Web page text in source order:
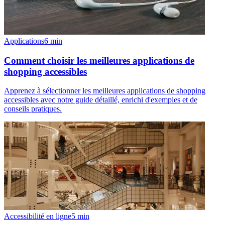
Applications6 min
Comment choisir les meilleures applications de
shopping accessibles
Apprenez à sélectionner les meilleures applications de shopping
accessibles avec notre guide détaillé, enrichi d'exemples et de
conseils pratiques.
Accessibilité en ligne5 min